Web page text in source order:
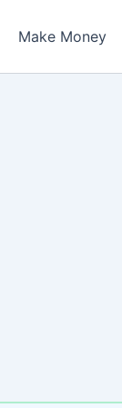
Make Money